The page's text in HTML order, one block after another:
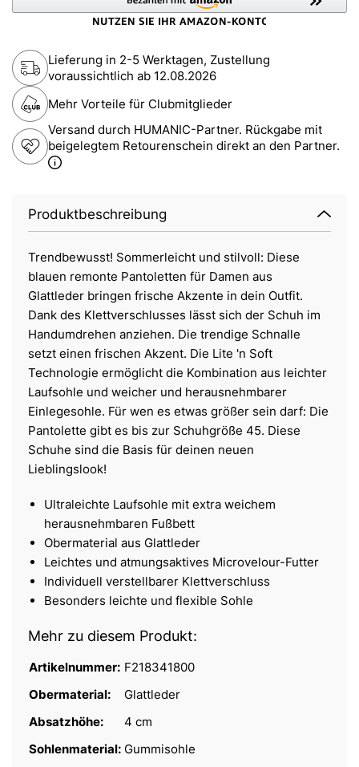
Lieferung in 2-5 Werktagen, Zustellung
voraussichtlich ab 12.08.2026
Mehr Vorteile für Clubmitglieder
Versand durch HUMANIC-Partner. Rückgabe mit
beigelegtem Retourenschein direkt an den Partner.
Produktbeschreibung
Trendbewusst! Sommerleicht und stilvoll: Diese
blauen remonte Pantoletten für Damen aus
Glattleder bringen frische Akzente in dein Outfit.
Dank des Klettverschlusses lässt sich der Schuh im
Handumdrehen anziehen. Die trendige Schnalle
setzt einen frischen Akzent. Die Lite 'n Soft
Technologie ermöglicht die Kombination aus leichter
Laufsohle und weicher und herausnehmbarer
Einlegesohle. Für wen es etwas größer sein darf: Die
Pantolette gibt es bis zur Schuhgröße 45. Diese
Schuhe sind die Basis für deinen neuen
Lieblingslook!
Ultraleichte Laufsohle mit extra weichem
herausnehmbaren Fußbett
Obermaterial aus Glattleder
Leichtes und atmungsaktives Microvelour-Futter
Individuell verstellbarer Klettverschluss
Besonders leichte und flexible Sohle
Mehr zu diesem Produkt:
Artikelnummer: F218341800
Obermaterial:
Glattleder
Absatzhöhe:
4 cm
Sohlenmaterial: Gummisohle